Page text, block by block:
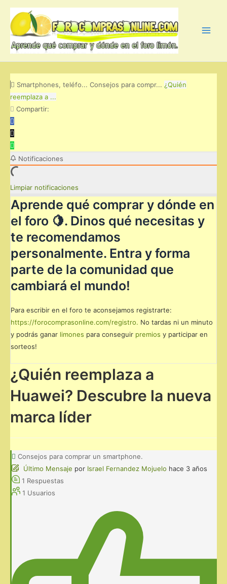
contenido
Smartphones, teléfo... Consejos para compr... ¿Quién
reemplaza a ...
Compartir:
Notificaciones
Limpiar notificaciones
Aprende qué comprar y dónde en
el foro 🍋. Dinos qué necesitas y
te recomendamos
personalmente. Entra y forma
parte de la comunidad que
cambiará el mundo!
Para escribir en el foro te aconsejamos registrarte:
https://forocomprasonline.com/registro. No tardas ni un minuto
y podrás ganar limones para conseguir premios y participar en
sorteos!
¿Quién reemplaza a
Huawei? Descubre la nueva
marca líder
Consejos para comprar un smartphone.
Último Mensaje por Israel Fernandez Mojuelo hace 3 años
1 Respuestas
1 Usuarios